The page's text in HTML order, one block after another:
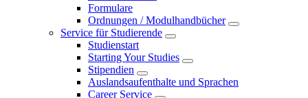
Formulare
Ordnungen / Modulhandbücher
Service für Studierende
Studienstart
Starting Your Studies
Stipendien
Auslandsaufenthalte und Sprachen
Career Service